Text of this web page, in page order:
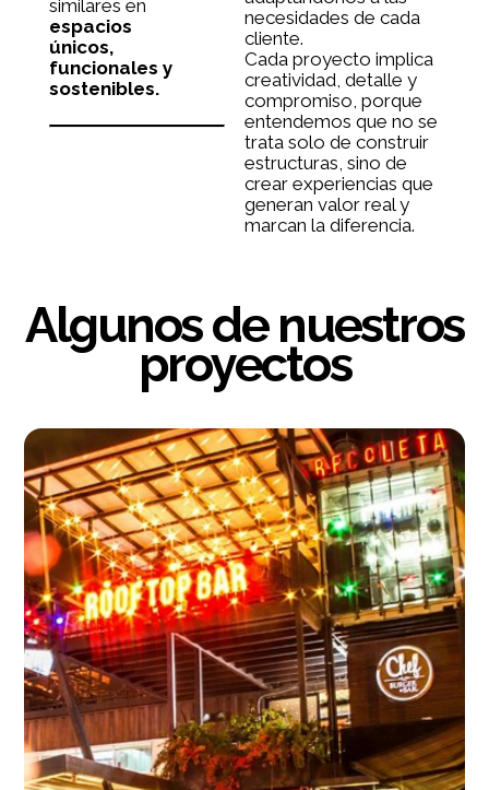
similares en
espacios
únicos,
funcionales y
sostenibles.
necesidades de cada
cliente.
Cada proyecto implica
creatividad, detalle y
compromiso, porque
entendemos que no se
trata solo de construir
estructuras, sino de
crear experiencias que
generan valor real y
marcan la diferencia.
Algunos de nuestros
proyectos